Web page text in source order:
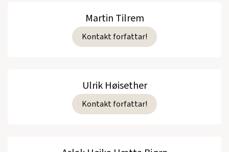
Martin Tilrem
Kontakt forfattar!
Ulrik Høisether
Kontakt forfattar!